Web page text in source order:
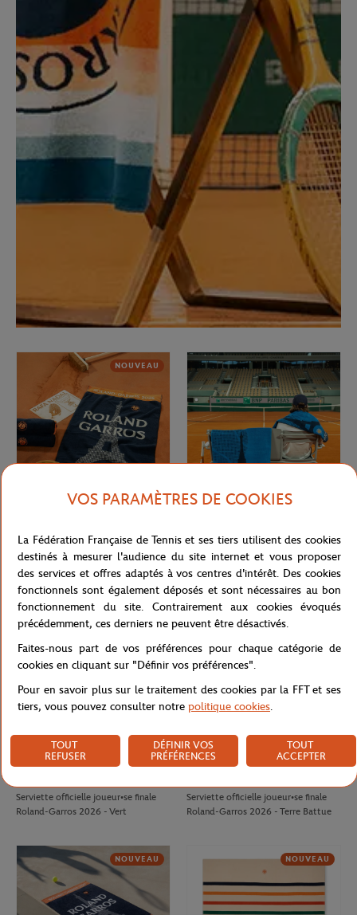
NOUVEAU
Serviette officielle joueur•se Roland-
STOCK LIMITÉ
Serviette officielle joueur•se finale
Roland-Garros 2026 - Vert
STOCK LIMITÉ
Serviette officielle joueur•se finale
Roland-Garros 2026 - Terre Battue
NOUVEAU NOUVEAU
VOS PARAMÈTRES DE COOKIES
La Fédération Française de Tennis et ses tiers utilisent des cookies
destinés à mesurer l'audience du site internet et vous proposer
des services et offres adaptés à vos centres d'intérêt. Des cookies
fonctionnels sont également déposés et sont nécessaires au bon
fonctionnement du site. Contrairement aux cookies évoqués
précédemment, ces derniers ne peuvent être désactivés.
Faites-nous part de vos préférences pour chaque catégorie de
cookies en cliquant sur "Définir vos préférences".
Pour en savoir plus sur le traitement des cookies par la FFT et ses
tiers, vous pouvez consulter notre politique cookies.
TOUT
REFUSER
DÉFINIR VOS
PRÉFÉRENCES
TOUT
ACCEPTER